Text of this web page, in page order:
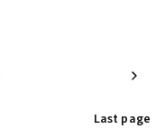
Last page